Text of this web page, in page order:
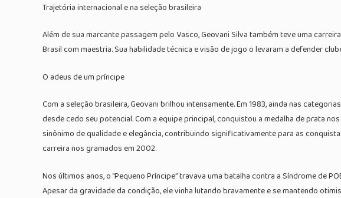
Trajetória internacional e na seleção brasileira
Além de sua marcante passagem pelo Vasco, Geovani Silva também teve uma
Brasil com maestria. Sua habilidade técnica e visão de jogo o levaram a defender
O adeus de um príncipe
Com a seleção brasileira, Geovani brilhou intensamente. Em 1983, ainda nas
desde cedo seu potencial. Com a equipe principal, conquistou a medalha de prata
sinônimo de qualidade e elegância, contribuindo significativamente para as
carreira nos gramados em 2002.
Nos últimos anos, o “Pequeno Príncipe” travava uma batalha contra a Síndrome de
Apesar da gravidade da condição, ele vinha lutando bravamente e se mantendo